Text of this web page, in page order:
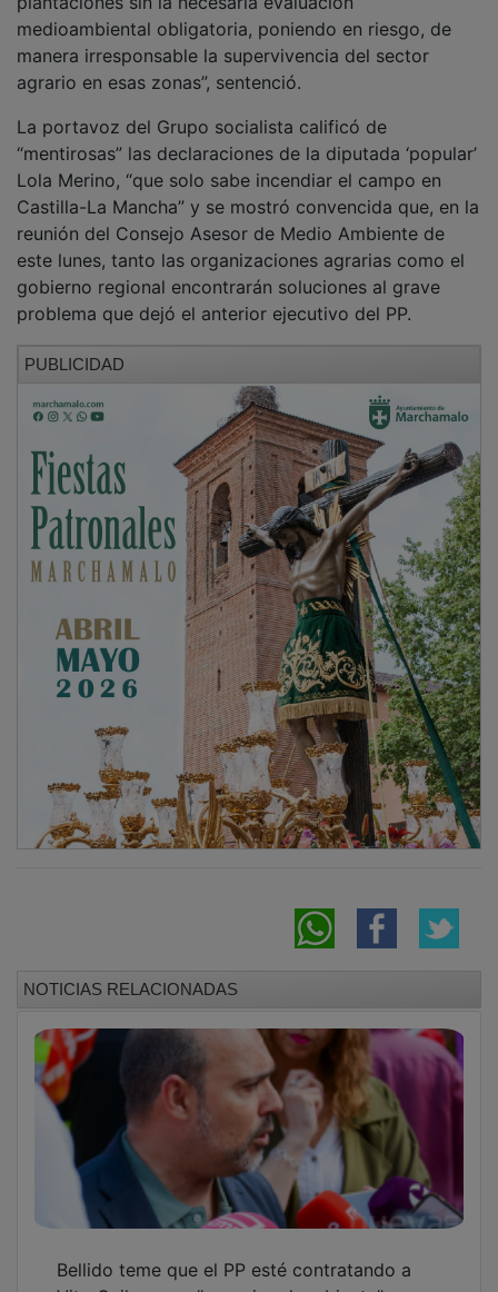
medioambiental obligatoria, poniendo en riesgo, de
manera irresponsable la supervivencia del sector
agrario en esas zonas”, sentenció.
“mentirosas” las declaraciones de la diputada ‘popular’
Lola Merino, “que solo sabe incendiar el campo en
Castilla-La Mancha” y se mostró convencida que, en la
reunión del Consejo Asesor de Medio Ambiente de
este lunes, tanto las organizaciones agrarias como el
gobierno regional encontrarán soluciones al grave
problema que dejó el anterior ejecutivo del PP.
Vito Quiles para "ensuciar el ambiente" y